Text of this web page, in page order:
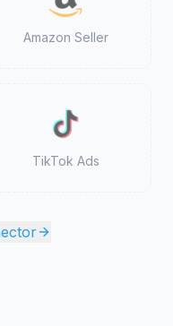
Amazon Seller
TikTok Ads